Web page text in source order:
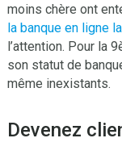
moins chère ont
la banque en ligne
l’attention. Pour la 9
son statut de
même inexistants.
Devenez